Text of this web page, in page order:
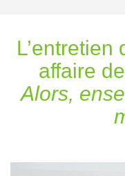
affaire
Alors,